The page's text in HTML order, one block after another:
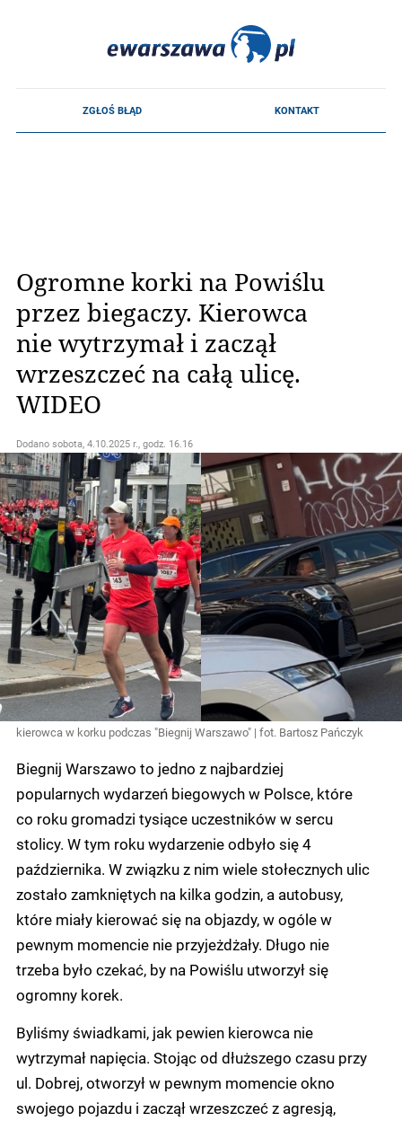
Ogromne korki na Powiślu
przez biegaczy. Kierowca
nie wytrzymał i zaczął
wrzeszczeć na całą ulicę.
WIDEO
Dodano sobota, 4.10.2025 r., godz. 16.16
kierowca w korku podczas "Biegnij Warszawo" | fot. Bartosz Pańczyk
Biegnij Warszawo to jedno z najbardziej
popularnych wydarzeń biegowych w Polsce, które
co roku gromadzi tysiące uczestników w sercu
stolicy. W tym roku wydarzenie odbyło się 4
października. W związku z nim wiele stołecznych ulic
zostało zamkniętych na kilka godzin, a autobusy,
które miały kierować się na objazdy, w ogóle w
pewnym momencie nie przyjeżdżały. Długo nie
trzeba było czekać, by na Powiślu utworzył się
ogromny korek.
Byliśmy świadkami, jak pewien kierowca nie
wytrzymał napięcia. Stojąc od dłuższego czasu przy
ul. Dobrej, otworzył w pewnym momencie okno
swojego pojazdu i zaczął wrzeszczeć z agresją,